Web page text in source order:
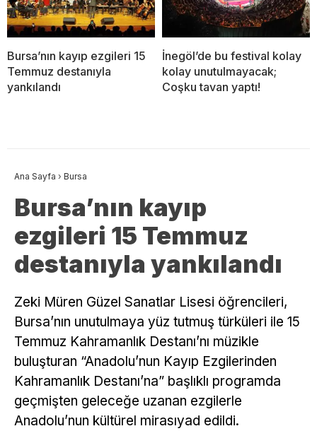
Bursa’nın kayıp ezgileri 15
Temmuz destanıyla
yankılandı
İnegöl’de bu festival kolay
kolay unutulmayacak;
Coşku tavan yaptı!
Ana Sayfa › Bursa
Bursa’nın kayıp
ezgileri 15 Temmuz
destanıyla yankılandı
Zeki Müren Güzel Sanatlar Lisesi öğrencileri,
Bursa’nın unutulmaya yüz tutmuş türküleri ile 15
Temmuz Kahramanlık Destanı’nı müzikle
buluşturan “Anadolu’nun Kayıp Ezgilerinden
Kahramanlık Destanı’na” başlıklı programda
geçmişten geleceğe uzanan ezgilerle
Anadolu’nun kültürel mirasıyad edildi.